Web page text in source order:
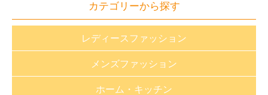
カテゴリーから探す
レディースファッション
おしゃれnaクローバーメンズファッション
ホーム・キッチン